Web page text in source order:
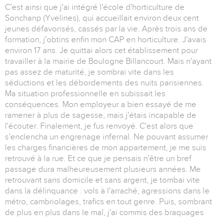
C'est ainsi que j'ai intégré l'école d'horticulture de
Sonchanp (Yvelines), qui accueillait environ deux cent
jeunes défavorisés, cassés par la vie. Après trois ans de
formation, j'obtins enfin mon CAP en horticulture. J'avais
environ 17 ans. Je quittai alors cet établissement pour
travailler à la mairie de Boulogne Billancourt. Mais n'ayant
pas assez de maturité, je sombrai vite dans les
séductions et les débordements des nuits parisiennes.
Ma situation professionnelle en subissait les
conséquences. Mon employeur a bien essayé de me
ramener à plus de sagesse, mais j'étais incapable de
l'écouter. Finalement, je fus renvoyé. C'est alors que
s'enclencha un engrenage infernal. Ne pouvant assumer
les charges financières de mon appartement, je me suis
retrouvé à la rue. Et ce que je pensais n'être un bref
passage dura malheureusement plusieurs années. Me
retrouvant sans domicile et sans argent, je tombai vite
dans la délinquance : vols à l'arraché, agressions dans le
métro, cambriolages, trafics en tout genre. Puis, sombrant
de plus en plus dans le mal, j'ai commis des braquages